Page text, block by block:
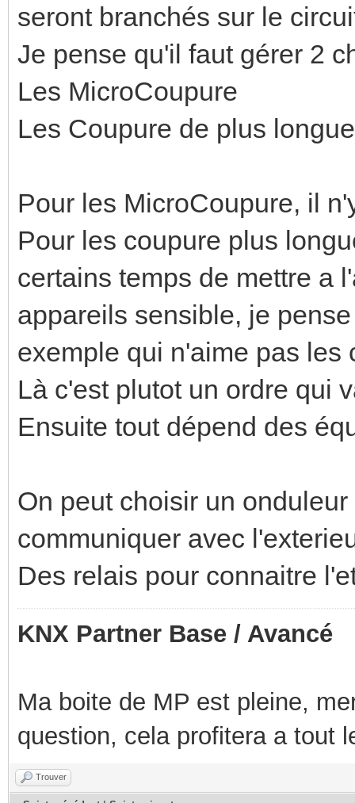
seront branchés sur le
Je pense qu'il faut gérer 2
Les MicroCoupure
Les Coupure de plus
Pour les MicroCoupure, il
Pour les coupure plus
certains temps de mettre a
appareils sensible, je
exemple qui n'aime pas les
Là c'est plutot un ordre qui
Ensuite tout dépend des
On peut choisir un
communiquer avec
Des relais pour connaitre
KNX Partner Base / Avancé
Ma boite de MP est pleine,
question, cela profitera a tout
Trouver